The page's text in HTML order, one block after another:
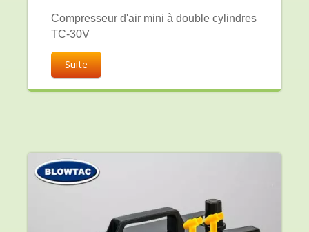
Compresseur d'air mini à double cylindres
TC-30V
Suite